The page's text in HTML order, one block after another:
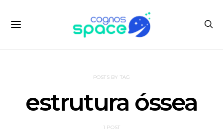
POSTS BY TAG
estrutura óssea
1 POST